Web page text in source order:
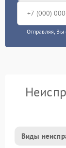
Отправляя, Вы
Виды